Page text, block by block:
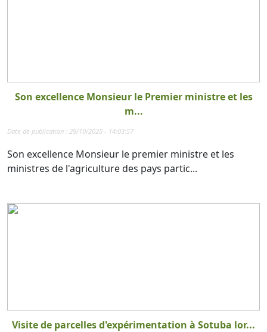
Son excellence Monsieur le Premier ministre et les
m...
Date de publication : 29/10/2025 - 14:03:57
Son excellence Monsieur le premier ministre et les
ministres de l'agriculture des pays partic...
Visite de parcelles d'expérimentation à Sotuba lor...